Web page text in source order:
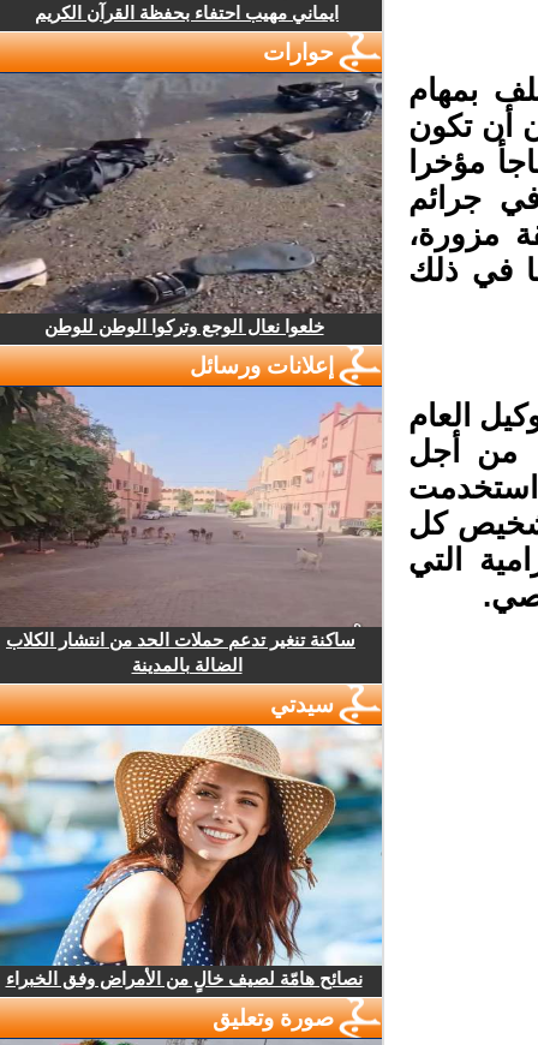
بمهام
أن تكون
مؤخرا
جرائم
مزورة،
في ذلك
العام
من أجل
استخدمت
كل
التي
ايماني مهيب احتفاء بحفظة القرآن الكريم
حوارات
خلعوا نعال الوجع وتركوا الوطن للوطن
إعلانات ورسائل
ساكنة تنغير تدعم حملات الحد من انتشار الكلاب
الضالة بالمدينة
سيدتي
نصائح هامّة لصيف خالٍ من الأمراض وفق الخبراء
صورة وتعليق